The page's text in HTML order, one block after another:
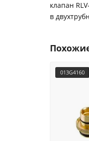
клапан
в
013G4160